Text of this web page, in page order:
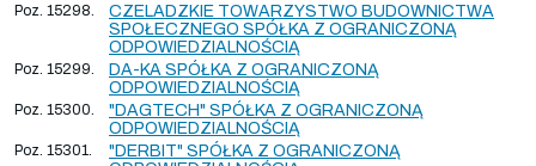
Poz. 15298.
CZELADZKIE TOWARZYSTWO BUDOWNICTWA
SPOŁECZNEGO SPÓŁKA Z OGRANICZONĄ
ODPOWIEDZIALNOŚCIĄ
Poz. 15299.
DA-KA SPÓŁKA Z OGRANICZONĄ
ODPOWIEDZIALNOŚCIĄ
Poz. 15300.
"DAGTECH" SPÓŁKA Z OGRANICZONĄ
ODPOWIEDZIALNOŚCIĄ
Poz. 15301.
"DERBIT" SPÓŁKA Z OGRANICZONĄ